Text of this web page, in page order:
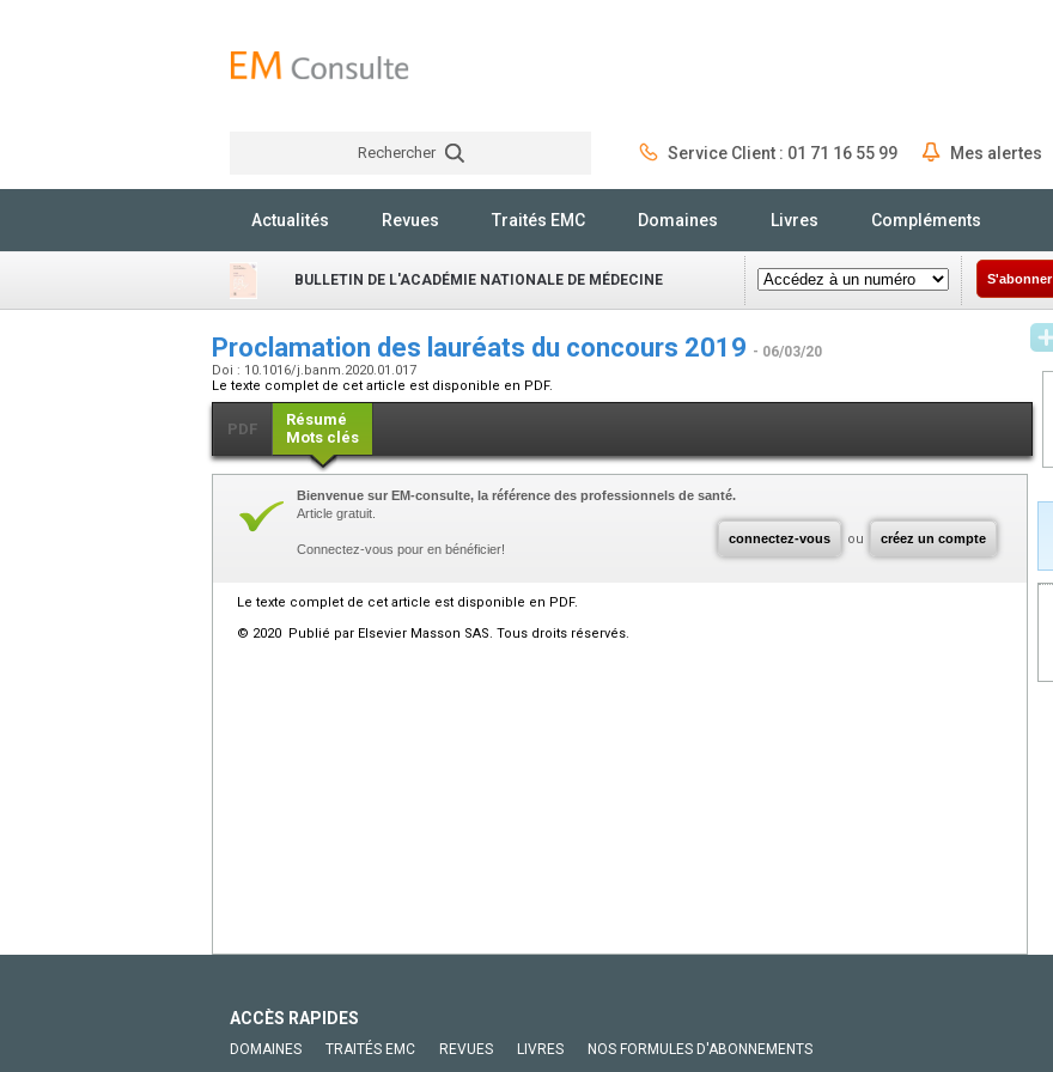
Rechercher Service Client : 01 71 16 55 99 Mes alertes
Actualités Revues Traités EMC Domaines Livres Compléments
BULLETIN DE L'ACADÉMIE NATIONALE DE MÉDECINE S'abonner
Proclamation des lauréats du concours 2019 - 06/03/20
Doi : 10.1016/j.banm.2020.01.017
Le texte complet de cet article est disponible en PDF.
PDF
Résumé
Mots clés
connectez-vous ou créez un compte
Bienvenue sur EM-consulte, la référence des professionnels de santé.
Article gratuit.
Connectez-vous pour en bénéficier!
Le texte complet de cet article est disponible en PDF.
© 2020 Publié par Elsevier Masson SAS. Tous droits réservés.
ACCÈS RAPIDES
DOMAINES TRAITÉS EMC REVUES LIVRES NOS FORMULES D'ABONNEMENTS